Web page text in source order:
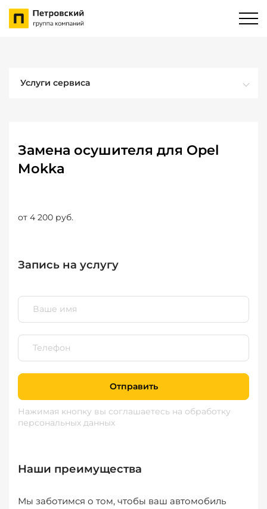
Услуги сервиса
Замена осушителя для Opel
Mokka
от 4 200 руб.
Запись на услугу
Отправить
Нажимая кнопку вы соглашаетесь на обработку
персональных данных
Наши преимущества
Мы заботимся о том, чтобы ваш автомобиль